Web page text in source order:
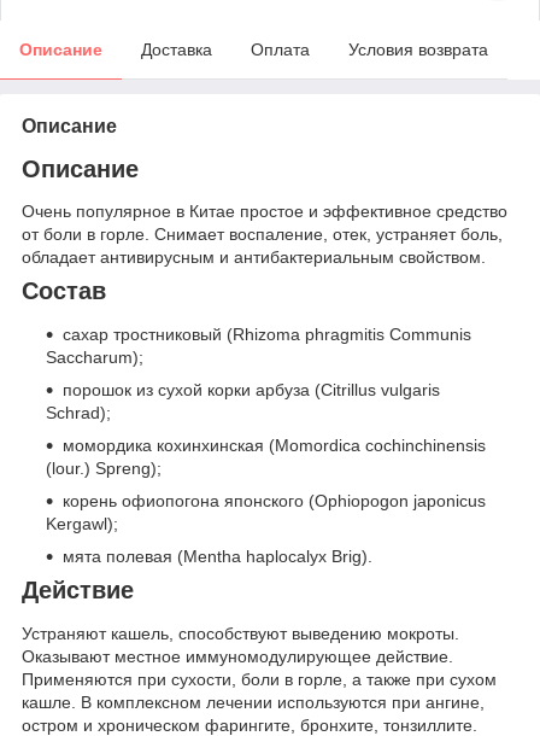
Описание Доставка Оплата Условия возврата
Описание
Описание
Очень популярное в Китае простое и эффективное средство
от боли в горле. Снимает воспаление, отек, устраняет боль,
обладает антивирусным и антибактериальным свойством.
Состав
сахар тростниковый (Rhizoma phragmitis Communis
Saccharum);
порошок из сухой корки арбуза (Citrillus vulgaris
Schrad);
момордика кохинхинская (Momordica cochinchinensis
(lour.) Spreng);
корень офиопогона японского (Ophiopogon japonicus
Kergawl);
мята полевая (Mentha haplocalyx Brig).
Действие
Устраняют кашель, способствуют выведению мокроты.
Оказывают местное иммуномодулирующее действие.
Применяются при сухости, боли в горле, а также при сухом
кашле. В комплексном лечении используются при ангине,
остром и хроническом фарингите, бронхите, тонзиллите.